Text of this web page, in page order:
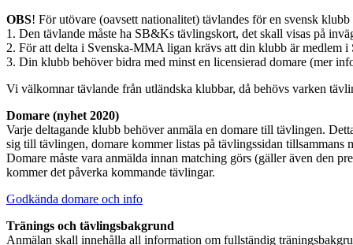
OBS! För utövare (oavsett nationalitet) tävlandes för en svensk klubb
1. Den tävlande måste ha SB&Ks tävlingskort, det skall visas på
2. För att delta i Svenska-MMA ligan krävs att din klubb är
3. Din klubb behöver bidra med minst en licensierad domare (mer
Vi välkomnar tävlande från utländska klubbar, då behövs varken
Domare (nyhet 2020)
Varje deltagande klubb behöver anmäla en domare till tävlingen.
sig till tävlingen, domare kommer listas på tävlingssidan tillsammans
Domare måste vara anmälda innan matching görs (gäller även den
kommer det påverka kommande tävlingar.
Godkända domare och info
Tränings och tävlingsbakgrund
Anmälan skall innehålla all information om fullständig